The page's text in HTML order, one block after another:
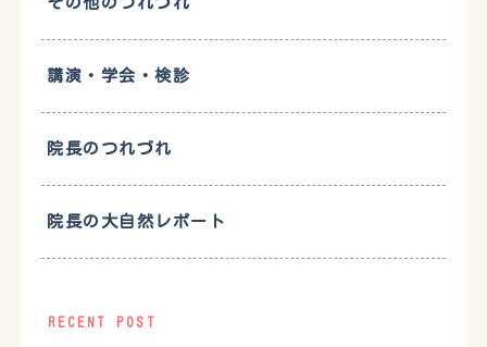
講演・学会・検診
院長のつれづれ
院長の大自然レポート
RECENT POST